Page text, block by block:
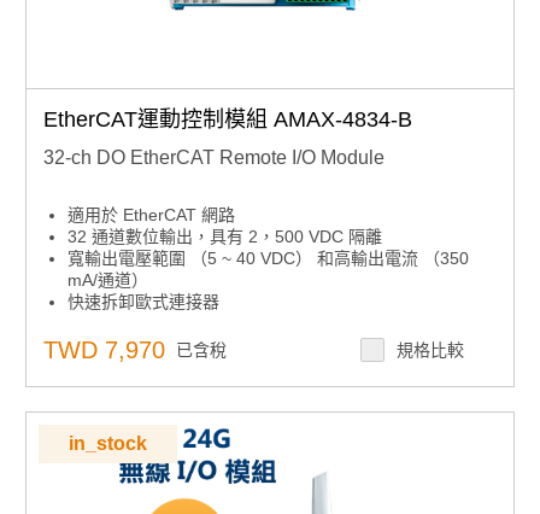
EtherCAT運動控制模組 AMAX-4834-B
32-ch DO EtherCAT Remote I/O Module
適用於 EtherCAT 網路
32 通道數位輸出，具有 2，500 VDC 隔離
寬輸出電壓範圍 （5 ~ 40 VDC） 和高輸出電流 （350
mA/通道）
快速拆卸歐式連接器
支援EtherCAT分散式時鐘（DC）模式和同步管理器模式
兩個旋轉開關，最多可容納 256 個從 ID
TWD 7,970 已含稅 規格比較
in_stock